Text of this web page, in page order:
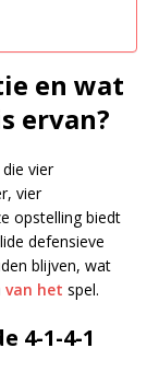
en wat
ervan?
vier
vier
opstelling biedt
defensieve
blijven, wat
van het spel.
4-1-4-1